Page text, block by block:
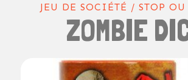
JEU DE SOCIÉTÉ / STOP OU
ZOMBIE